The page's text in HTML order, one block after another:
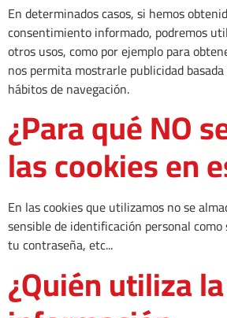
En determinados casos, si hemos
consentimiento informado, podremos
otros usos, como por ejemplo para
nos permita mostrarle publicidad
hábitos de navegación.
¿Para qué NO
las cookies en
En las cookies que utilizamos no se
sensible de identificación personal
tu contraseña, etc...
¿Quién utiliza la